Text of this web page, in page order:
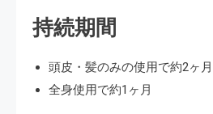
持続期間
頭皮・髪のみの使用で約2ヶ月
全身使用で約1ヶ月